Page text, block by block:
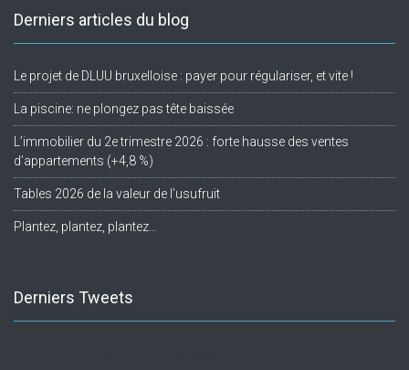
Derniers articles du blog
Le projet de DLUU bruxelloise : payer pour régulariser, et vite !
La piscine: ne plongez pas tête baissée
L’immobilier du 2e trimestre 2026 : forte hausse des ventes
d’appartements (+4,8 %)
Tables 2026 de la valeur de l’usufruit
Plantez, plantez, plantez…
Derniers Tweets